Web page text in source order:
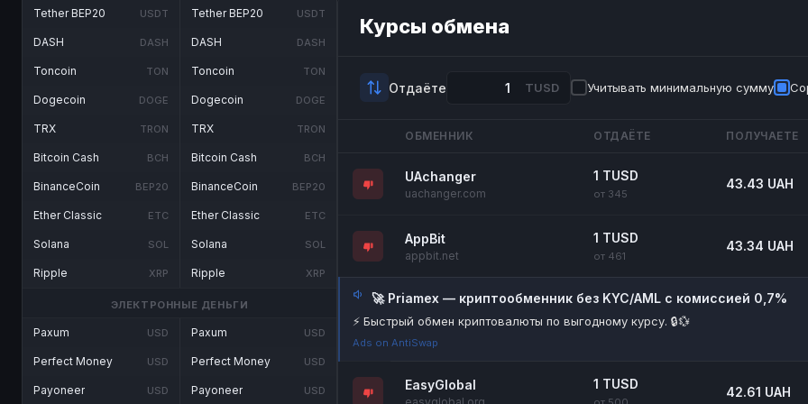
Tether BEP20 USDT
DASH DASH
Toncoin TON
Dogecoin DOGE
TRX TRON
Bitcoin Cash BCH
BinanceCoin BEP20
Ether Classic ETC
Solana SOL
Ripple XRP
Tether BEP20 USDT
DASH DASH
Toncoin TON
Dogecoin DOGE
TRX TRON
Bitcoin Cash BCH
BinanceCoin BEP20
Ether Classic ETC
Solana SOL
Ripple XRP
ЭЛЕКТРОННЫЕ ДЕНЬГИ
Paxum USD
Perfect Money USD
Payoneer USD
Paxum USD
Perfect Money USD
Payoneer USD
Курсы обмена
Отдаёте TUSD Учитывать минимальную сумму
ОБМЕННИК ОТДАЁТЕ ПОЛУЧАЕТЕ
UAchanger
uachanger.com
1 TUSD
от 345
43.43 UAH
AppBit
appbit.net
1 TUSD
от 461
43.34 UAH
🚀 Priamex — криптообменник без KYC/AML с комиссией 0,7%
⚡ Быстрый обмен криптовалюты по выгодному курсу. 🔒💱
Ads on AntiSwap
EasyGlobal 1 TUSD
42.61 UAH